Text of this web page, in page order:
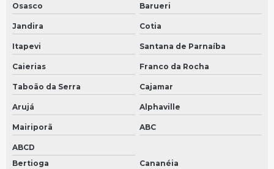
Sensor tacógrafo 90mm em São Bernardo do Campo
Sensor tacógrafo 90mm em São Paulo
Sensor tacografo digital em São Bernardo do Campo
Sensor tacografo digital em São Paulo
Velocimetro do carro
Sensor tacografo de carro em São Bernardo do Campo
Sensor tacografo de carro em São Paulo
Velocimetro automotivo
Osasco Barueri
Jandira Cotia
Itapevi Santana de Parnaíba
Caierias Franco da Rocha
Taboão da Serra Cajamar
Arujá Alphaville
Mairiporã ABC
ABCD
Bertioga
Cananéia